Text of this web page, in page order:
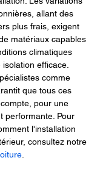
allant des
plus frais, exigent
matériaux capables
climatiques
efficace.
comme
que tous ces
pour une
performante. Pour
l'installation
consultez notre